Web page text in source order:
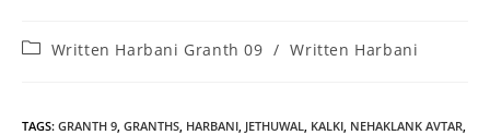
PostWritten Harbani Granth 09 / Written Harbani
TAGS: GRANTH 9, GRANTHS, HARBANI, JETHUWAL, KALKI, NEHAKLANK AVTAR,